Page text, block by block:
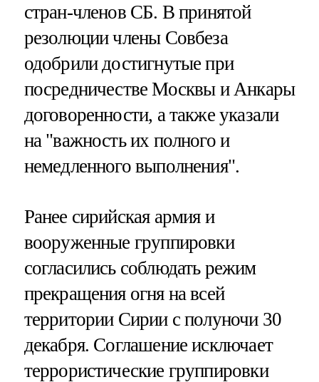
стран-членов СБ. В принятой
резолюции члены Совбеза
одобрили достигнутые при
посредничестве Москвы и Анкары
договоренности, а также указали
на "важность их полного и
немедленного выполнения".
Ранее сирийская армия и
вооруженные группировки
согласились соблюдать режим
прекращения огня на всей
территории Сирии с полуночи 30
декабря. Соглашение исключает
террористические группировки